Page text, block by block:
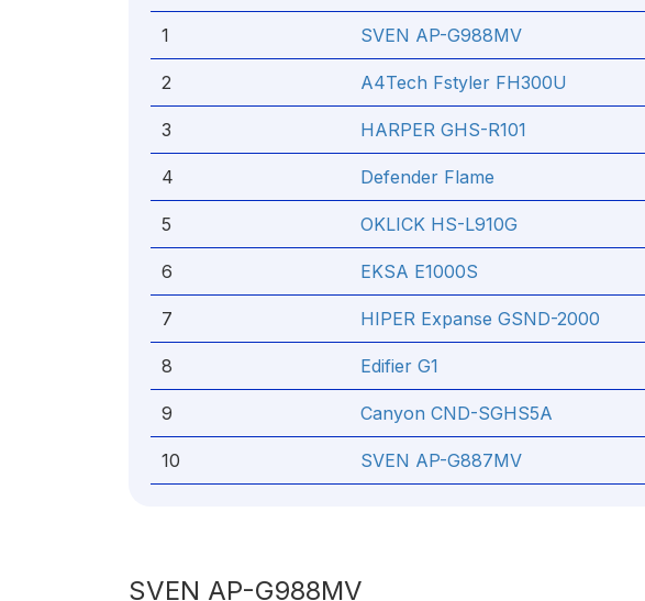
1 SVEN AP-G988MV
2 A4Tech Fstyler FH300U
3 HARPER GHS-R101
4 Defender Flame
5 OKLICK HS-L910G
6 EKSA E1000S
7 HIPER Expanse GSND-2000
8 Edifier G1
9 Canyon CND-SGHS5A
10 SVEN AP-G887MV
SVEN AP-G988MV